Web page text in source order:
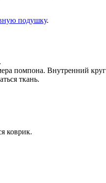
подушку.
помпона. Внутренний
ткань.
коврик.